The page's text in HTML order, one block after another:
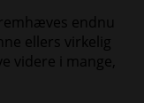
endnu
ellers virkelig
videre i mange,